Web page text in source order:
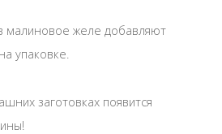
малиновое желе добавляют
упаковке.
заготовках появится